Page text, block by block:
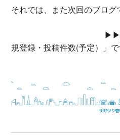
それでは、また次回のブログ
▶▶次回は、「
規登録・投稿件数(予定）」で